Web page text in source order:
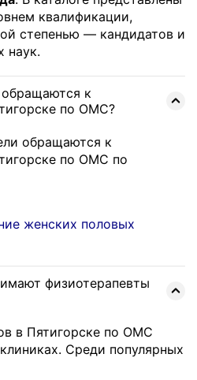
квалификации,
степенью — кандидатов и
наук.
к
по ОМС?
обращаются к
по ОМС по
женских половых
физиотерапевты
в Пятигорске по ОМС
Среди популярных